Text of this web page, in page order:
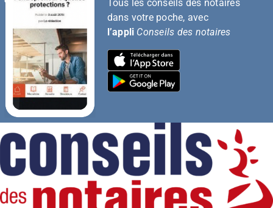
Tous les conseils des notaires
dans votre poche, avec
l’appli Conseils des notaires